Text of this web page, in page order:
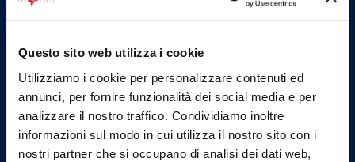
Questo sito web utilizza i cookie
Utilizziamo i cookie per personalizzare contenuti ed
annunci, per fornire funzionalità dei social media e per
analizzare il nostro traffico. Condividiamo inoltre
informazioni sul modo in cui utilizza il nostro sito con i
nostri partner che si occupano di analisi dei dati web,